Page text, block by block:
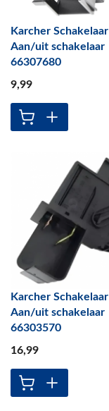
Karcher Schakelaar
Aan/uit schakelaar
66307680
9,99
Karcher Schakelaar
Aan/uit schakelaar
66303570
16,99